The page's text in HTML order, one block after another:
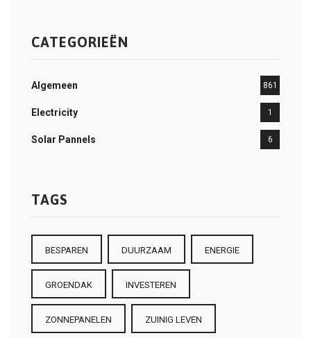
CATEGORIEËN
Algemeen 861
Electricity 1
Solar Pannels 6
TAGS
BESPAREN DUURZAAM ENERGIE
GROENDAK INVESTEREN
ZONNEPANELEN ZUINIG LEVEN